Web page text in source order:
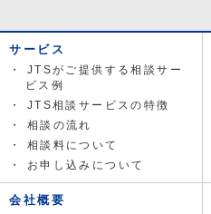
サービス
JTSがご提供する相談サー
ビス例
JTS相談サービスの特徴
相談の流れ
相談料について
お申し込みについて
会社概要